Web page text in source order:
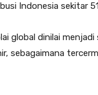
Indonesia sekitar
global dinilai
sebagaimana